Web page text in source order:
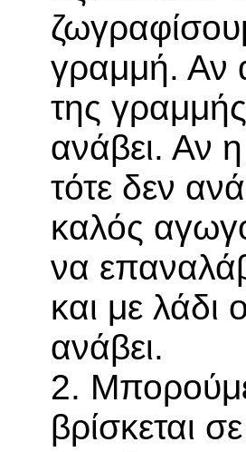
γραμμή. Αν
της
ανάβει. Αν
τότε δεν
καλός
να
και με λάδι
ανάβει.
2.
βρίσκεται